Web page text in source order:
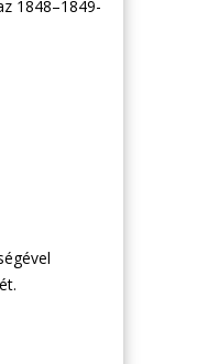
1848–1849-